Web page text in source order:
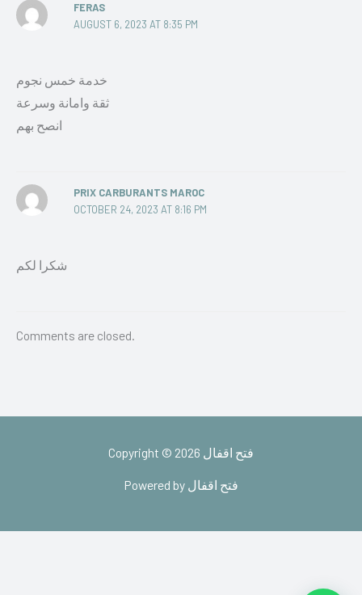
FERAS
AUGUST 6, 2023 AT 8:35 PM
خدمة خمس نجوم
ثقة وامانة وسرعة
انصح بهم
PRIX CARBURANTS MAROC
OCTOBER 24, 2023 AT 8:16 PM
شكرا لكم
Comments are closed.
Copyright © 2026 فتح اقفال
Powered by فتح اقفال